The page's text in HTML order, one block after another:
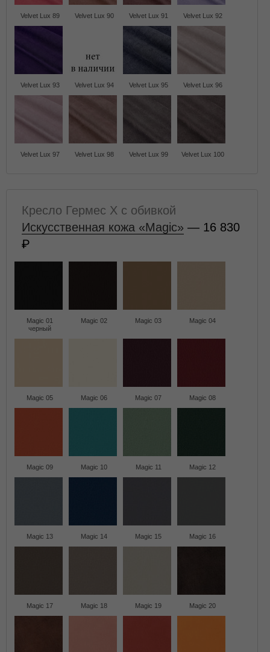
Velvet Lux 89 Velvet Lux 90 Velvet Lux 91 Velvet Lux 92
Velvet Lux 93 Velvet Lux 94 Velvet Lux 95 Velvet Lux 96
Velvet Lux 97 Velvet Lux 98 Velvet Lux 99 Velvet Lux 100
Кресло Гермес X с обивкой
Искусственная кожа «Magic» — 16 830
Magic 01
черный
Magic 02 Magic 03 Magic 04
Magic 05 Magic 06 Magic 07 Magic 08
Magic 09 Magic 10 Magic 11 Magic 12
Magic 13 Magic 14 Magic 15 Magic 16
Magic 17 Magic 18 Magic 19 Magic 20